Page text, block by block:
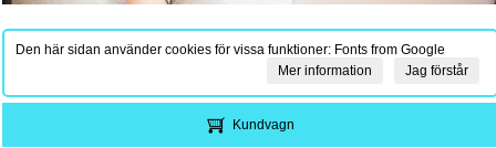
Den här sidan använder cookies för vissa funktioner: Fonts from Google
Jag förstår
Mer information
Kundvagn